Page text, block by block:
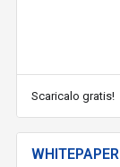
Scaricalo gratis!
WHITEPAPER